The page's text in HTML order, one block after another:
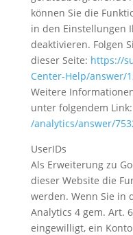
können Sie die
in den Einstellungen
deaktivieren. Folgen
dieser Seite: https://
Center-Help/answer/
Weitere
unter folgendem Link:
/analytics/answer/
UserIDs
Als Erweiterung zu
dieser Website die
werden. Wenn Sie in
Analytics 4 gem. Art.
eingewilligt, ein